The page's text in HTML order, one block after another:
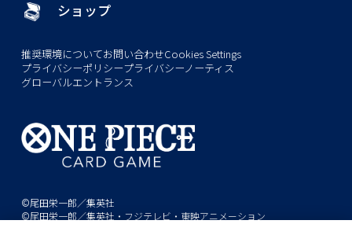
ショップ
推奨環境についてお問い合わせCookies Settings
プライバシーポリシープライバシーノーティス
グローバルエントランス
©尾田栄一郎／集英社
©尾田栄一郎／集英社・フジテレビ・東映アニメーション